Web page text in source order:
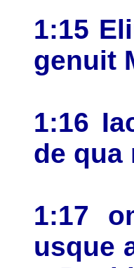
1:15
genuit
1:16
de qua
1:17
usque